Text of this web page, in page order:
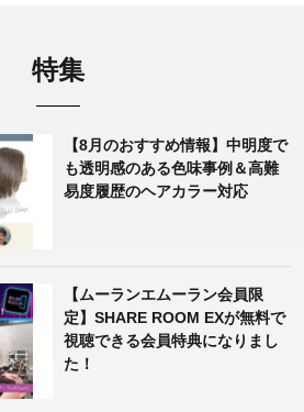
特集
【8月のおすすめ情報】中明度で
も透明感のある色味事例＆高難
易度履歴のヘアカラー対応
【ムーランエムーラン会員限
定】SHARE ROOM EXが無料で
視聴できる会員特典になりまし
た！